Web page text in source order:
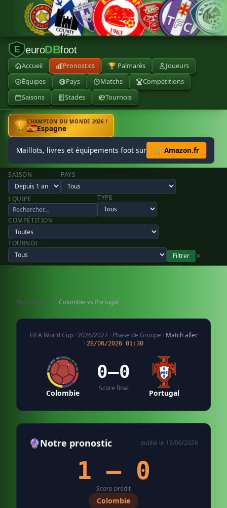
E euroDBfoot
Accueil Pronostics 🏆 Palmarès
Joueurs
Équipes
Pays Matchs
Compétitions
Saisons
Stades Tournois
🏆CHAMPION DU MONDE 2026 !
Espagne
Maillots, livres et équipements foot sur 🛒 Amazon.fr
SAISON PAYS
EQUIPE TYPE
COMPÉTITION
TOURNOI
Filtrer
✕
Pronostics › Colombie vs Portugal
FIFA World Cup · 2026/2027 · Phase de Groupe · Match aller
· 28/06/2026 01:30
Colombie
0–0
Score final
Portugal
🔮Notre pronostic publié le 12/06/2026
1 – 0
Score prédit
Colombie